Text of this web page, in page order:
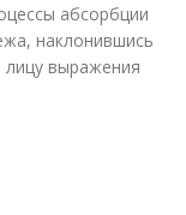
абсорбции
наклонившись
лицу выражения